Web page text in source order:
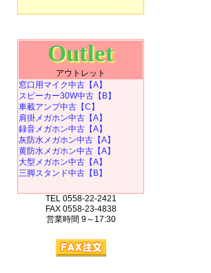
Outlet
アウトレット
窓口用マイク中古【A】
スピーカー30W中古【B】
車載アンプ中古【C】
肩掛メガホン中古【A】
録音メガホン中古【A】
灰防水メガホン中古【A】
黄防水メガホン中古【A】
大型メガホン中古【A】
三脚スタンド中古【B】
TEL 0558-22-2421
FAX 0558-23-4838
営業時間 9～17:30